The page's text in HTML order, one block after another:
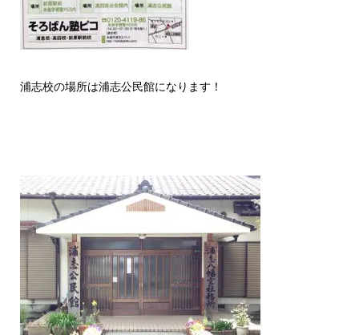
浦志校の場所は浦志公民館になります！